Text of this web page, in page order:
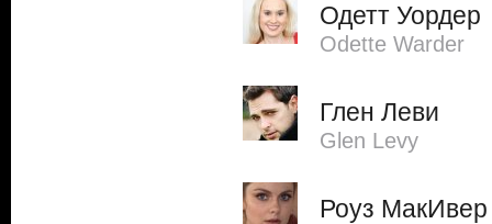
Одетт Уордер
Odette Warder
Глен Леви
Glen Levy
Роуз МакИвер